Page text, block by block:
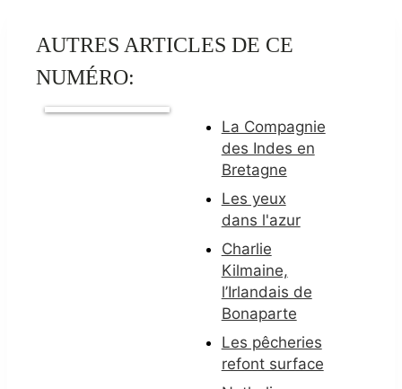
AUTRES ARTICLES DE CE
NUMÉRO:
La Compagnie
des Indes en
Bretagne
Les yeux
dans l'azur
Charlie
Kilmaine,
l’Irlandais de
Bonaparte
Les pêcheries
refont surface